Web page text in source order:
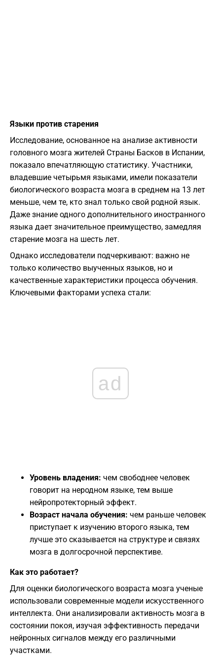
​Языки против старения
​Исследование, основанное на анализе активности
головного мозга жителей Страны Басков в Испании,
показало впечатляющую статистику. Участники,
владевшие четырьмя языками, имели показатели
биологического возраста мозга в среднем на 13 лет
меньше, чем те, кто знал только свой родной язык.
Даже знание одного дополнительного иностранного
языка дает значительное преимущество, замедляя
старение мозга на шесть лет.
​Однако исследователи подчеркивают: важно не
только количество выученных языков, но и
качественные характеристики процесса обучения.
Ключевыми факторами успеха стали:
ad
Уровень владения: чем свободнее человек
говорит на неродном языке, тем выше
нейропротекторный эффект.
Возраст начала обучения: чем раньше человек
приступает к изучению второго языка, тем
лучше это сказывается на структуре и связях
мозга в долгосрочной перспективе.
​Как это работает?
​Для оценки биологического возраста мозга ученые
использовали современные модели искусственного
интеллекта. Они анализировали активность мозга в
состоянии покоя, изучая эффективность передачи
нейронных сигналов между его различными
участками.